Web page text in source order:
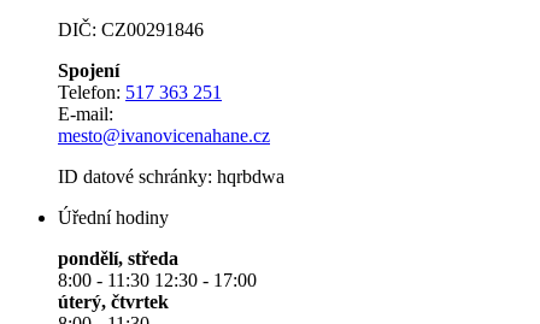
DIČ: CZ00291846
Spojení
Telefon: 517 363 251
E-mail:
mesto@ivanovicenahane.cz
ID datové schránky: hqrbdwa
Úřední hodiny
pondělí, středa
8:00 - 11:30 12:30 - 17:00
úterý, čtvrtek